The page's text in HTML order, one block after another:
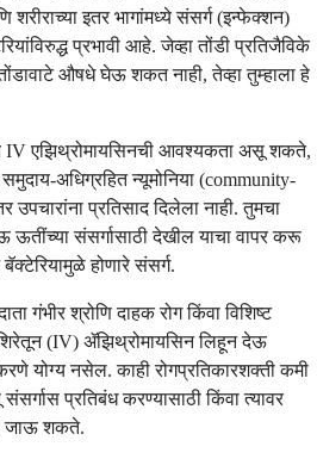
इतर भागांमध्ये संसर्ग (इन्फेक्शन)
प्रभावी आहे. जेव्हा तोंडी प्रतिजैविके
औषधे घेऊ शकत नाही, तेव्हा तुम्हाला हे
IV एझिथ्रोमायसिनची आवश्यकता असू शकते,
समुदाय-अधिग्रहित न्यूमोनिया (community-
उपचारांना प्रतिसाद दिलेला नाही. तुमचा
ऊतींच्या संसर्गासाठी देखील याचा वापर करू
होणारे संसर्ग.
गंभीर श्रोणि दाहक रोग किंवा विशिष्ट
(IV) ॲझिथ्रोमायसिन लिहून देऊ
योग्य नसेल. काही रोगप्रतिकारशक्ती कमी
प्रतिबंध करण्यासाठी किंवा त्यावर
जाऊ शकते.